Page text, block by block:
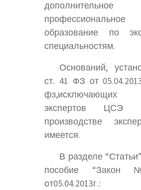
дополнительное
профессиональное
образование по
специальностям.
Оснований,
ст. 41 ФЗ от
фз,исключающих
экспертов
производстве
имеется.
В разделе
пособие “Закон
от05.04.2013г.: